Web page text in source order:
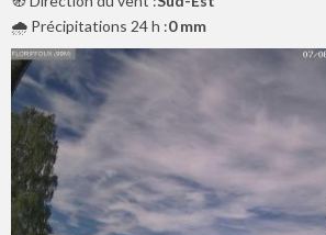
🌧️ Précipitations 24 h :0 mm